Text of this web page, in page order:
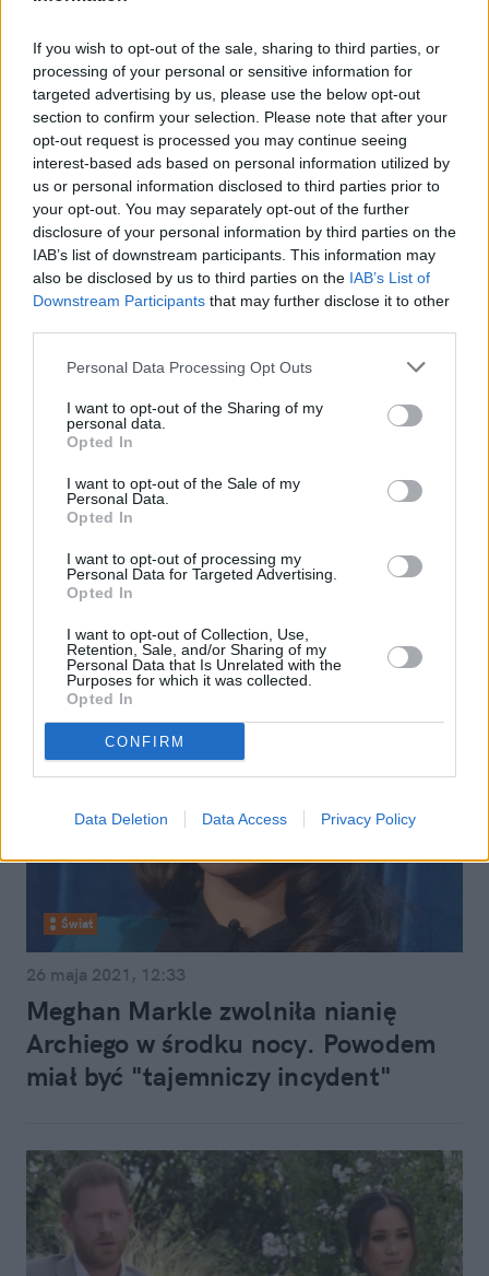
If you wish to opt-out of the sale, sharing to third parties, or
processing of your personal or sensitive information for
targeted advertising by us, please use the below opt-out
section to confirm your selection. Please note that after your
opt-out request is processed you may continue seeing
interest-based ads based on personal information utilized by
us or personal information disclosed to third parties prior to
your opt-out. You may separately opt-out of the further
disclosure of your personal information by third parties on the
IAB’s list of downstream participants. This information may
also be disclosed by us to third parties on the IAB’s List of
Downstream Participants that may further disclose it to other
Personal Data Processing Opt Outs
I want to opt-out of the Sharing of my
personal data.
Opted In
I want to opt-out of the Sale of my
Personal Data.
Opted In
I want to opt-out of processing my
Personal Data for Targeted Advertising.
Opted In
I want to opt-out of Collection, Use,
Retention, Sale, and/or Sharing of my
Personal Data that Is Unrelated with the
Purposes for which it was collected.
Opted In
CONFIRM
Data Deletion Data Access Privacy Policy
gratulacjami dla Meghan i Harry'ego
po narodzinach małej Lilibet
Wiadomości
06 czerwca 2021, 18:38
Meghan Markle urodziła! Już
wiadomo, jakie imię będzie nosić
mała księżniczka
Świat
26 maja 2021, 12:33
Meghan Markle zwolniła nianię
Archiego w środku nocy. Powodem
miał być "tajemniczy incydent"